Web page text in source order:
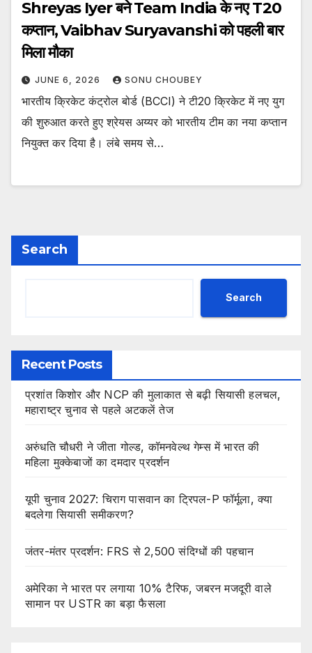
Shreyas Iyer बने Team India के नए T20
कप्तान, Vaibhav Suryavanshi को पहली बार
मिला मौका
JUNE 6, 2026 SONU CHOUBEY
भारतीय क्रिकेट कंट्रोल बोर्ड (BCCI) ने टी20 क्रिकेट में नए युग
की शुरुआत करते हुए श्रेयस अय्यर को भारतीय टीम का नया कप्तान
नियुक्त कर दिया है। लंबे समय से…
Search
Search
Recent Posts
प्रशांत किशोर और NCP की मुलाकात से बढ़ी सियासी हलचल,
महाराष्ट्र चुनाव से पहले अटकलें तेज
अरुंधति चौधरी ने जीता गोल्ड, कॉमनवेल्थ गेम्स में भारत की
महिला मुक्केबाजों का दमदार प्रदर्शन
यूपी चुनाव 2027: चिराग पासवान का ट्रिपल-P फॉर्मूला, क्या
बदलेगा सियासी समीकरण?
जंतर-मंतर प्रदर्शन: FRS से 2,500 संदिग्धों की पहचान
अमेरिका ने भारत पर लगाया 10% टैरिफ, जबरन मजदूरी वाले
सामान पर USTR का बड़ा फैसला